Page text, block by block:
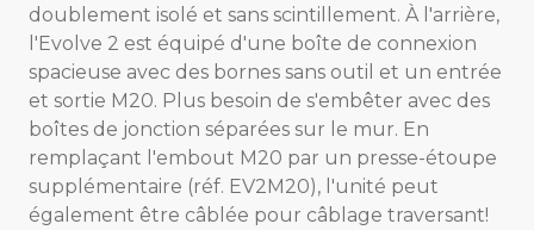
doublement isolé et sans scintillement. À l'arrière,
l'Evolve 2 est équipé d'une boîte de connexion
spacieuse avec des bornes sans outil et un entrée
et sortie M20. Plus besoin de s'embêter avec des
boîtes de jonction séparées sur le mur. En
remplaçant l'embout M20 par un presse-étoupe
supplémentaire (réf. EV2M20), l'unité peut
également être câblée pour câblage traversant!